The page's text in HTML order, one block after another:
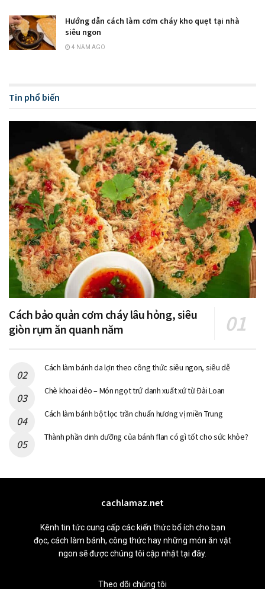
Hướng dẫn cách làm cơm cháy kho quẹt tại nhà
siêu ngon
4 NĂM AGO
Tin phổ biến
Cách bảo quản cơm cháy lâu hỏng, siêu
giòn rụm ăn quanh năm
Cách làm bánh da lợn theo công thức siêu ngon, siêu dễ
Chè khoai dẻo – Món ngọt trứ danh xuất xứ từ Đài Loan
Cách làm bánh bột lọc trần chuẩn hương vị miền Trung
Thành phần dinh dưỡng của bánh flan có gì tốt cho sức khỏe?
cachlamaz.net
Kênh tin tức cung cấp các kiến thức bổ ích cho bạn
đọc, cách làm bánh, công thức hay những món ăn vặt
ngon sẽ được chúng tôi cập nhật tại đây.
Theo dõi chúng tôi